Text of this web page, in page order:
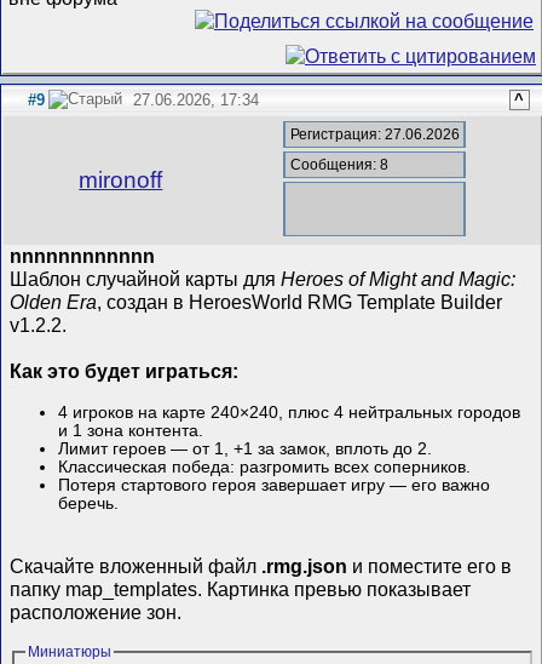
#9 27.06.2026, 17:34 ^
mironoff
Регистрация: 27.06.2026
Сообщения: 8
nnnnnnnnnnnn
Шаблон случайной карты дляHeroes of Might and Magic:
Olden Era, создан в HeroesWorld RMG Template Builder
v1.2.2.
Как это будет играться:
4 игроков на карте 240×240, плюс 4 нейтральных городов
и 1 зона контента.
Лимит героев — от 1, +1 за замок, вплоть до 2.
Классическая победа: разгромить всех соперников.
Потеря стартового героя завершает игру — его важно
беречь.
Скачайте вложенный файл .rmg.json и поместите его в
папку map_templates. Картинка превью показывает
расположение зон.
Миниатюры